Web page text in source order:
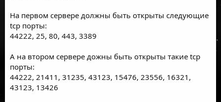
На первом сервере должны быть открыты следующие
tcp порты:
44222, 25, 80, 443, 3389
А на втором сервере дожны быть открыты такие tcp
порты:
44222, 21411, 31235, 43123, 15476, 23556, 16321,
43123, 13426